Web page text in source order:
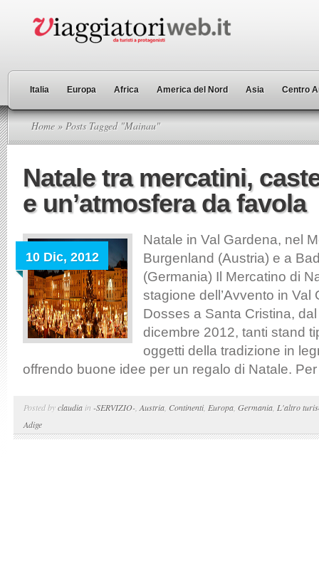
Italia Europa Africa America del Nord Asia Centro
Home » Posts Tagged "Mainau"
Natale tra mercatini,
e un’atmosfera da favola
10 Dic, 2012
Natale in Val Gardena, nel
Burgenland (Austria) e a
(Germania) Il Mercatino di
stagione dell’Avvento in Val
Dosses a Santa Cristina,
dicembre 2012, tanti stand
oggetti della tradizione in
offrendo buone idee per un regalo di Natale. Per
Posted byclaudia in -SERVIZIO- Austria Continenti, Europa Germania L'altro
Adige